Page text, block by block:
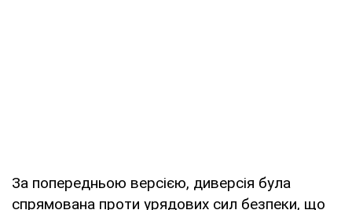
За попередньою версією, диверсія була
спрямована проти урядових сил безпеки, що